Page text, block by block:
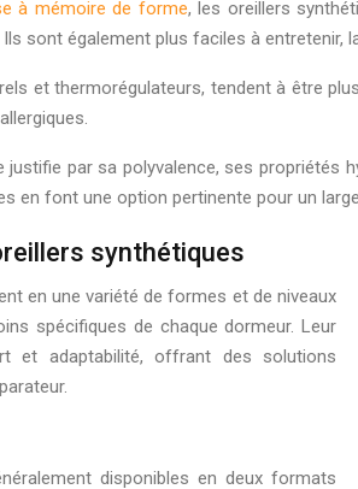
à mémoire de forme, les oreillers
sont également plus faciles à entretenir,
et thermorégulateurs, tendent à être
justifie par sa polyvalence, ses
en font une option pertinente pour un
synthétiques
en une variété de formes et de niveaux
spécifiques de chaque dormeur. Leur
et adaptabilité, offrant des solutions
disponibles en deux formats